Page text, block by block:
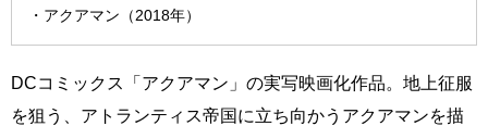
・アクアマン（2018年）
DCコミックス「アクアマン」の実写映画化作品。地上征服
を狙う、アトランティス帝国に立ち向かうアクアマンを描